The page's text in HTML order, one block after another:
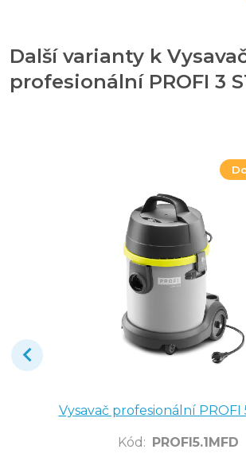
Další varianty k
profesionální PROFI 3
Vysavač profesionální PROFI
Kód : PROFI5.1MFD